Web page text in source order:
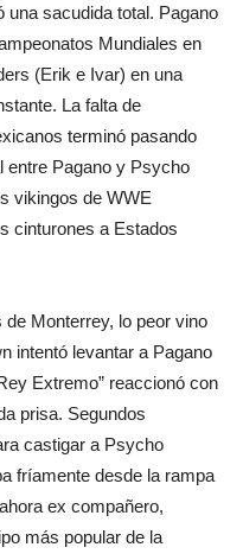
una sacudida total. Pagano
Mundiales en
(Erik e Ivar) en una
La falta de
terminó pasando
entre Pagano y Psycho
vikingos de WWE
cinturones a Estados
Monterrey, lo peor vino
intentó levantar a Pagano
Extremo” reaccionó con
prisa. Segundos
castigar a Psycho
fríamente desde la rampa
ex compañero,
más popular de la